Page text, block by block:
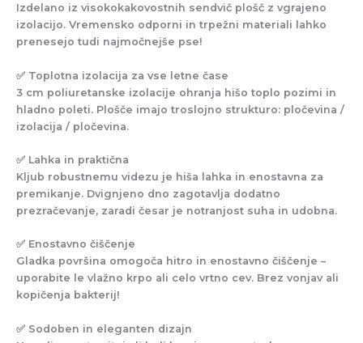
Izdelano iz visokokakovostnih sendvič plošč z vgrajeno
izolacijo. Vremensko odporni in trpežni materiali lahko
prenesejo tudi najmočnejše pse!
✅ Toplotna izolacija za vse letne čase
3 cm poliuretanske izolacije ohranja hišo toplo pozimi in
hladno poleti. Plošče imajo troslojno strukturo: pločevina /
izolacija / pločevina.
✅ Lahka in praktična
Kljub robustnemu videzu je hiša lahka in enostavna za
premikanje. Dvignjeno dno zagotavlja dodatno
prezračevanje, zaradi česar je notranjost suha in udobna.
✅ Enostavno čiščenje
Gladka površina omogoča hitro in enostavno čiščenje –
uporabite le vlažno krpo ali celo vrtno cev. Brez vonjav ali
kopičenja bakterij!
✅ Sodoben in eleganten dizajn